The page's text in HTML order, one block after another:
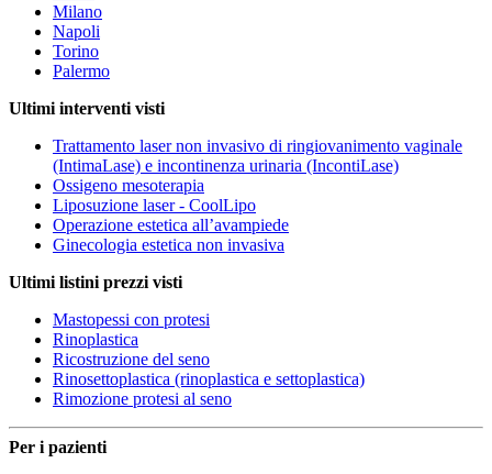
Milano
Napoli
Torino
Palermo
Ultimi interventi visti
Trattamento laser non invasivo di ringiovanimento vaginale
(IntimaLase) e incontinenza urinaria (IncontiLase)
Ossigeno mesoterapia
Liposuzione laser - CoolLipo
Operazione estetica all’avampiede
Ginecologia estetica non invasiva
Ultimi listini prezzi visti
Mastopessi con protesi
Rinoplastica
Ricostruzione del seno
Rinosettoplastica (rinoplastica e settoplastica)
Rimozione protesi al seno
Per i pazienti